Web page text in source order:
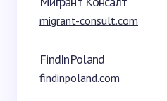
migrant-consult.com
FindInPoland
findinpoland.com